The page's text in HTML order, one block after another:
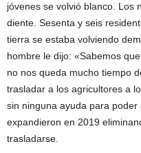
jóvenes se volvió blanco. Los
diente. Sesenta y seis
tierra se estaba volviendo
hombre le dijo: «Sabemos
no nos queda mucho tiempo
trasladar a los agricultores a
sin ninguna ayuda para
expandieron en 2019
trasladarse.